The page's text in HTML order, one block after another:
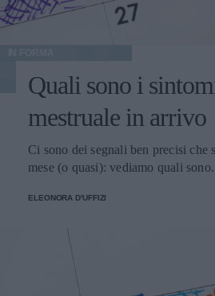
Quali sono i
mestruale in arrivo
Ci sono dei segnali ben precisi che
mese (o quasi): vediamo quali sono.
ELEONORA D'UFFIZI